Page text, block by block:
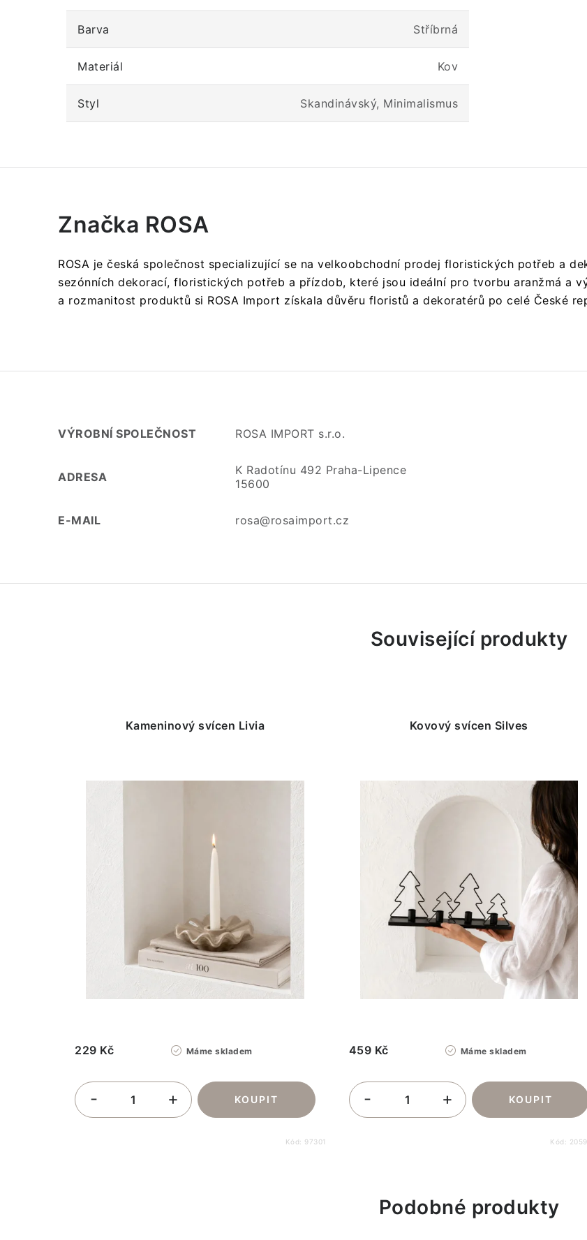
Barva Stříbrná
Materiál Kov
Styl Skandinávský, Minimalismus
Značka ROSA
ROSA je česká společnost specializující se na velkoobchodní prodej floristických potřeb a
sezónních dekorací, floristických potřeb a přízdob, které jsou ideální pro tvorbu aranžmá a
a rozmanitost produktů si ROSA Import získala důvěru floristů a dekoratérů po celé České
VÝROBNÍ SPOLEČNOST ROSA IMPORT s.r.o.
ADRESA
K Radotínu 492 Praha-Lipence
15600
E-MAIL rosa@rosaimport.cz
Související produkty
Kameninový svícen Livia
Máme skladem
229 Kč
Kód: 97301
Kovový svícen Silves
Máme skladem
459 Kč
Kód:
Podobné produkty